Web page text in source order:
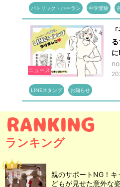
パトリック・ハーラン 中学受験
ニュース
LINEスタンプ お知らせ
ランキング
親のサポートNG！
どもが見せた意外な